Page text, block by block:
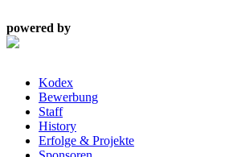
powered by
Kodex
Bewerbung
Staff
History
Erfolge & Projekte